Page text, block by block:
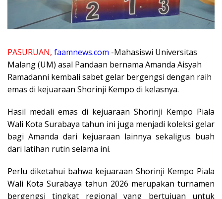
PASURUAN, faamnews.com -Mahasiswi Universitas
Malang (UM) asal Pandaan bernama Amanda Aisyah
Ramadanni kembali sabet gelar bergengsi dengan raih
emas di kejuaraan Shorinji Kempo di kelasnya.
Hasil medali emas di kejuaraan Shorinji Kempo Piala
Wali Kota Surabaya tahun ini juga menjadi koleksi gelar
bagi Amanda dari kejuaraan lainnya sekaligus buah
dari latihan rutin selama ini.
Perlu diketahui bahwa kejuaraan Shorinji Kempo Piala
Wali Kota Surabaya tahun 2026 merupakan turnamen
bergengsi tingkat regional yang bertujuan untuk